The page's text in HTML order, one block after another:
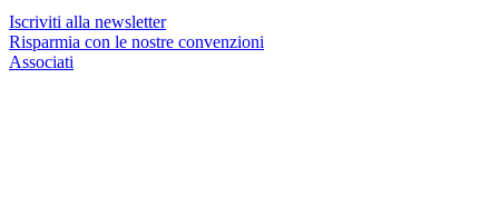
Iscriviti alla newsletter
Risparmia con le nostre convenzioni
Associati